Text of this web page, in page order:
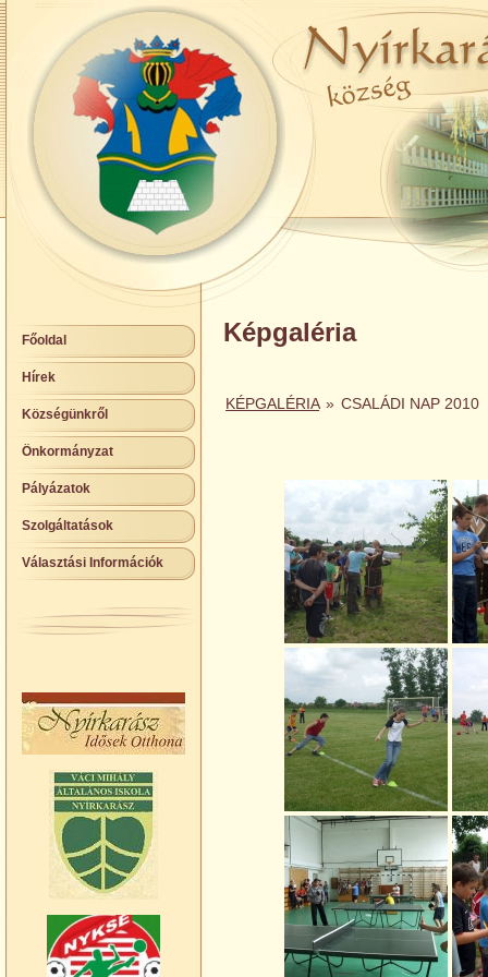
Főoldal
Hírek
Községünkről
Önkormányzat
Pályázatok
Szolgáltatások
Választási Információk
Képgaléria
KÉPGALÉRIA » CSALÁDI NAP 2010